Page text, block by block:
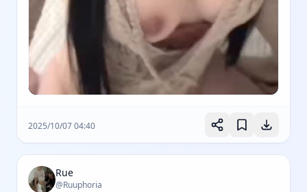
2025/10/07 04:40
Rue
@Ruuphoria